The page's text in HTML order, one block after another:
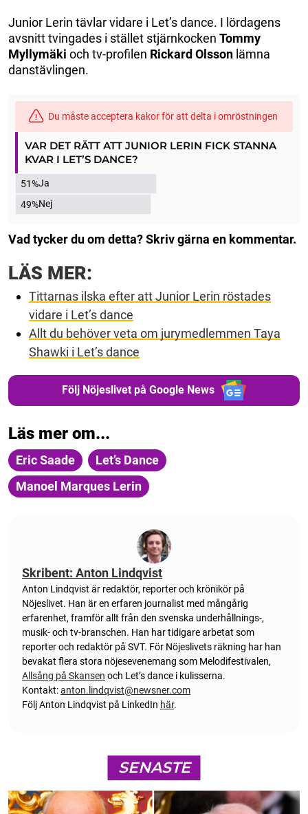
Junior Lerin tävlar vidare i Let’s dance. I lördagens
avsnitt tvingades i stället stjärnkocken Tommy
Myllymäki och tv-profilen Rickard Olsson lämna
danstävlingen.
Du måste acceptera kakor för att delta i omröstningen
VAR DET RÄTT ATT JUNIOR LERIN FICK STANNA
KVAR I LET’S DANCE?
51%Ja
49%Nej
Vad tycker du om detta? Skriv gärna en kommentar.
LÄS MER:
Tittarnas ilska efter att Junior Lerin röstades
vidare i Let’s dance
Allt du behöver veta om jurymedlemmen Taya
Shawki i Let’s dance
Följ Nöjeslivet på Google News
Läs mer om...
Eric Saade
Let’s Dance
Manoel Marques Lerin
Skribent: Anton Lindqvist
Anton Lindqvist är redaktör, reporter och krönikör på
Nöjeslivet. Han är en erfaren journalist med mångårig
erfarenhet, framför allt från den svenska underhållnings-,
musik- och tv-branschen. Han har tidigare arbetat som
reporter och redaktör på SVT. För Nöjeslivets räkning har han
bevakat flera stora nöjesevenemang som Melodifestivalen,
Allsång på Skansen och Let’s dance i kulisserna.
Kontakt:anton.lindqvist@newsner.com
Följ Anton Lindqvist på LinkedIn här.
SENASTE